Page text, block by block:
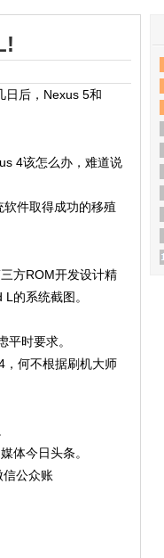
日后，Nexus 5和
4该怎么办，难道说
件取得成功的移殖
方ROM开发设计精
的系统截图。
时要求。
，何不根据刷机大师
体今日头条。
公众账